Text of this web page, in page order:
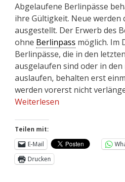
Abgelaufene Berlinpässe
ihre Gültigkeit. Neue werden
ausgestellt. Der Erwerb des
ohne Berlinpass möglich. Im
Berlinpässe, die in den
ausgelaufen sind oder in den
auslaufen, behalten erst
werden vorerst nicht
Weiterlesen
Teilen mit:
E-Mail
Drucken